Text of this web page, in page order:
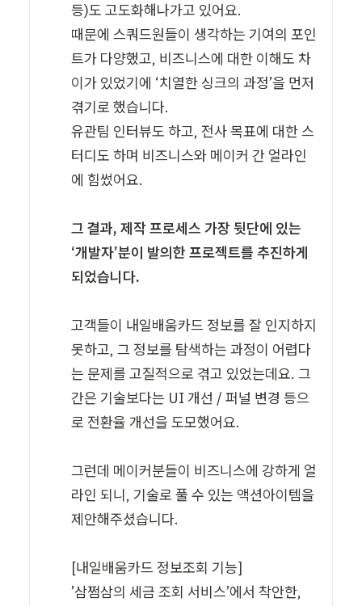
등)도 고도화해나가고 있어요.
때문에 스쿼드원들이 생각하는 기여의 포인
트가 다양했고, 비즈니스에 대한 이해도 차
이가 있었기에 ‘치열한 싱크의 과정’을 먼저
겪기로 했습니다.
유관팀 인터뷰도 하고, 전사 목표에 대한 스
터디도 하며 비즈니스와 메이커 간 얼라인
에 힘썼어요.
그 결과, 제작 프로세스 가장 뒷단에 있는
‘개발자’분이 발의한 프로젝트를 추진하게
되었습니다.
고객들이 내일배움카드 정보를 잘 인지하지
못하고, 그 정보를 탐색하는 과정이 어렵다
는 문제를 고질적으로 겪고 있었는데요. 그
간은 기술보다는 UI 개선 / 퍼널 변경 등으
로 전환율 개선을 도모했어요.
그런데 메이커분들이 비즈니스에 강하게 얼
라인 되니, 기술로 풀 수 있는 액션아이템을
제안해주셨습니다.
[내일배움카드 정보조회 기능]
’삼쩜삼의 세금 조회 서비스’에서 착안한,